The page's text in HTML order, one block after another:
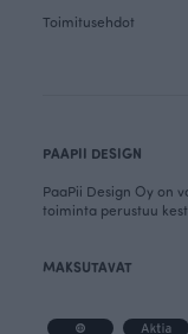
Toimitusehdot
PAAPII DESIGN
PaaPii Design Oy on
toiminta perustuu
MAKSUTAVAT